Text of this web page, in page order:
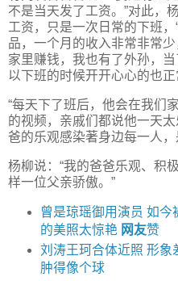
不是当天发了工资。”对此，
工资，只是一次日常的下班
品，一个月的收入非常非常
家里赚钱，我也有了外孙，
以下班的时候开开心心的也正
“每天下了班后，他会在我们
的视频，亲戚们都说他一天
爸的乐观感染著身边每一人
杨柳说：“我的爸爸乐观、积
样一位父亲骄傲。”
曾是琼瑶御用演员 如今
的美照太惊艳 网友赞
刘涛王珂合体近照 形象
肿得像个球